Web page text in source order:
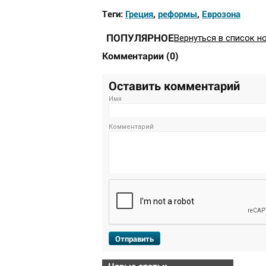
Теги: Греция, реформы, Еврозона
ПОПУЛЯРНОЕВернуться в список
Комментарии (0)
Оставить комментарий
Имя
Комментарий
Отправить